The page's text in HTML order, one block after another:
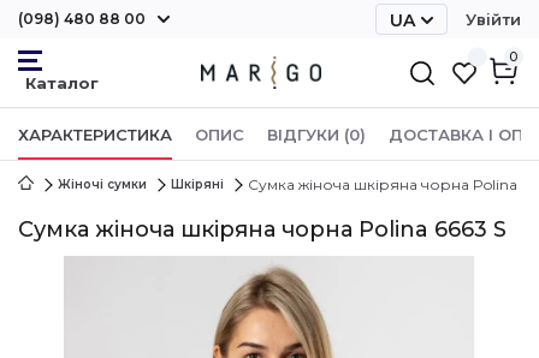
(098) 480 88 00
UA
Увійти
0
ХАРАКТЕРИСТИКА ОПИС ВІДГУКИ (0) ДОСТАВКА І
Жіночі сумки Шкіряні Сумка жіноча шкіряна чорна Polina
Сумка жіноча шкіряна чорна Polina 6663 S